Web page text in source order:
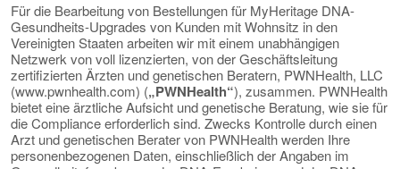
Für die Bearbeitung von Bestellungen für MyHeritage DNA-
Gesundheits-Upgrades von Kunden mit Wohnsitz in den
Vereinigten Staaten arbeiten wir mit einem unabhängigen
Netzwerk von voll lizenzierten, von der Geschäftsleitung
zertifizierten Ärzten und genetischen Beratern, PWNHealth, LLC
(www.pwnhealth.com) („PWNHealth“), zusammen. PWNHealth
bietet eine ärztliche Aufsicht und genetische Beratung, wie sie für
die Compliance erforderlich sind. Zwecks Kontrolle durch einen
Arzt und genetischen Berater von PWNHealth werden Ihre
personenbezogenen Daten, einschließlich der Angaben im